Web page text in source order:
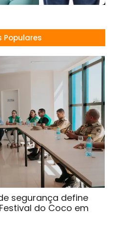
Populares
segurança define
do Coco em